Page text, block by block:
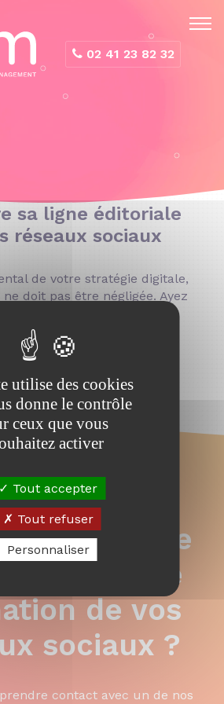
02 41 23 82 32
sa ligne éditoriale
réseaux sociaux
de votre stratégie digitale,
doit pas être négligée. Ayez
main pour parvenir à la
ligne éditoriale efficace,
pour votre marque.
que
gère
de vos
sociaux ?
contact avec un de nos
utilise des cookies
donne le contrôle
ceux que vous
activer
Tout accepter
Tout refuser
Personnaliser